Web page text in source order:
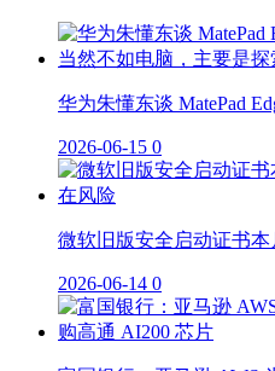
华为朱懂东谈 MatePad
2026-06-15 0
微软旧版安全启动证书
2026-06-14 0